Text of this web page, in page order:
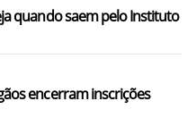
quando saem pelo Instituto
encerram inscrições